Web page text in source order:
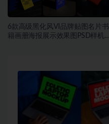
6款高级黑化风VI品牌贴图名片书
籍画册海报展示效果图PSD样机